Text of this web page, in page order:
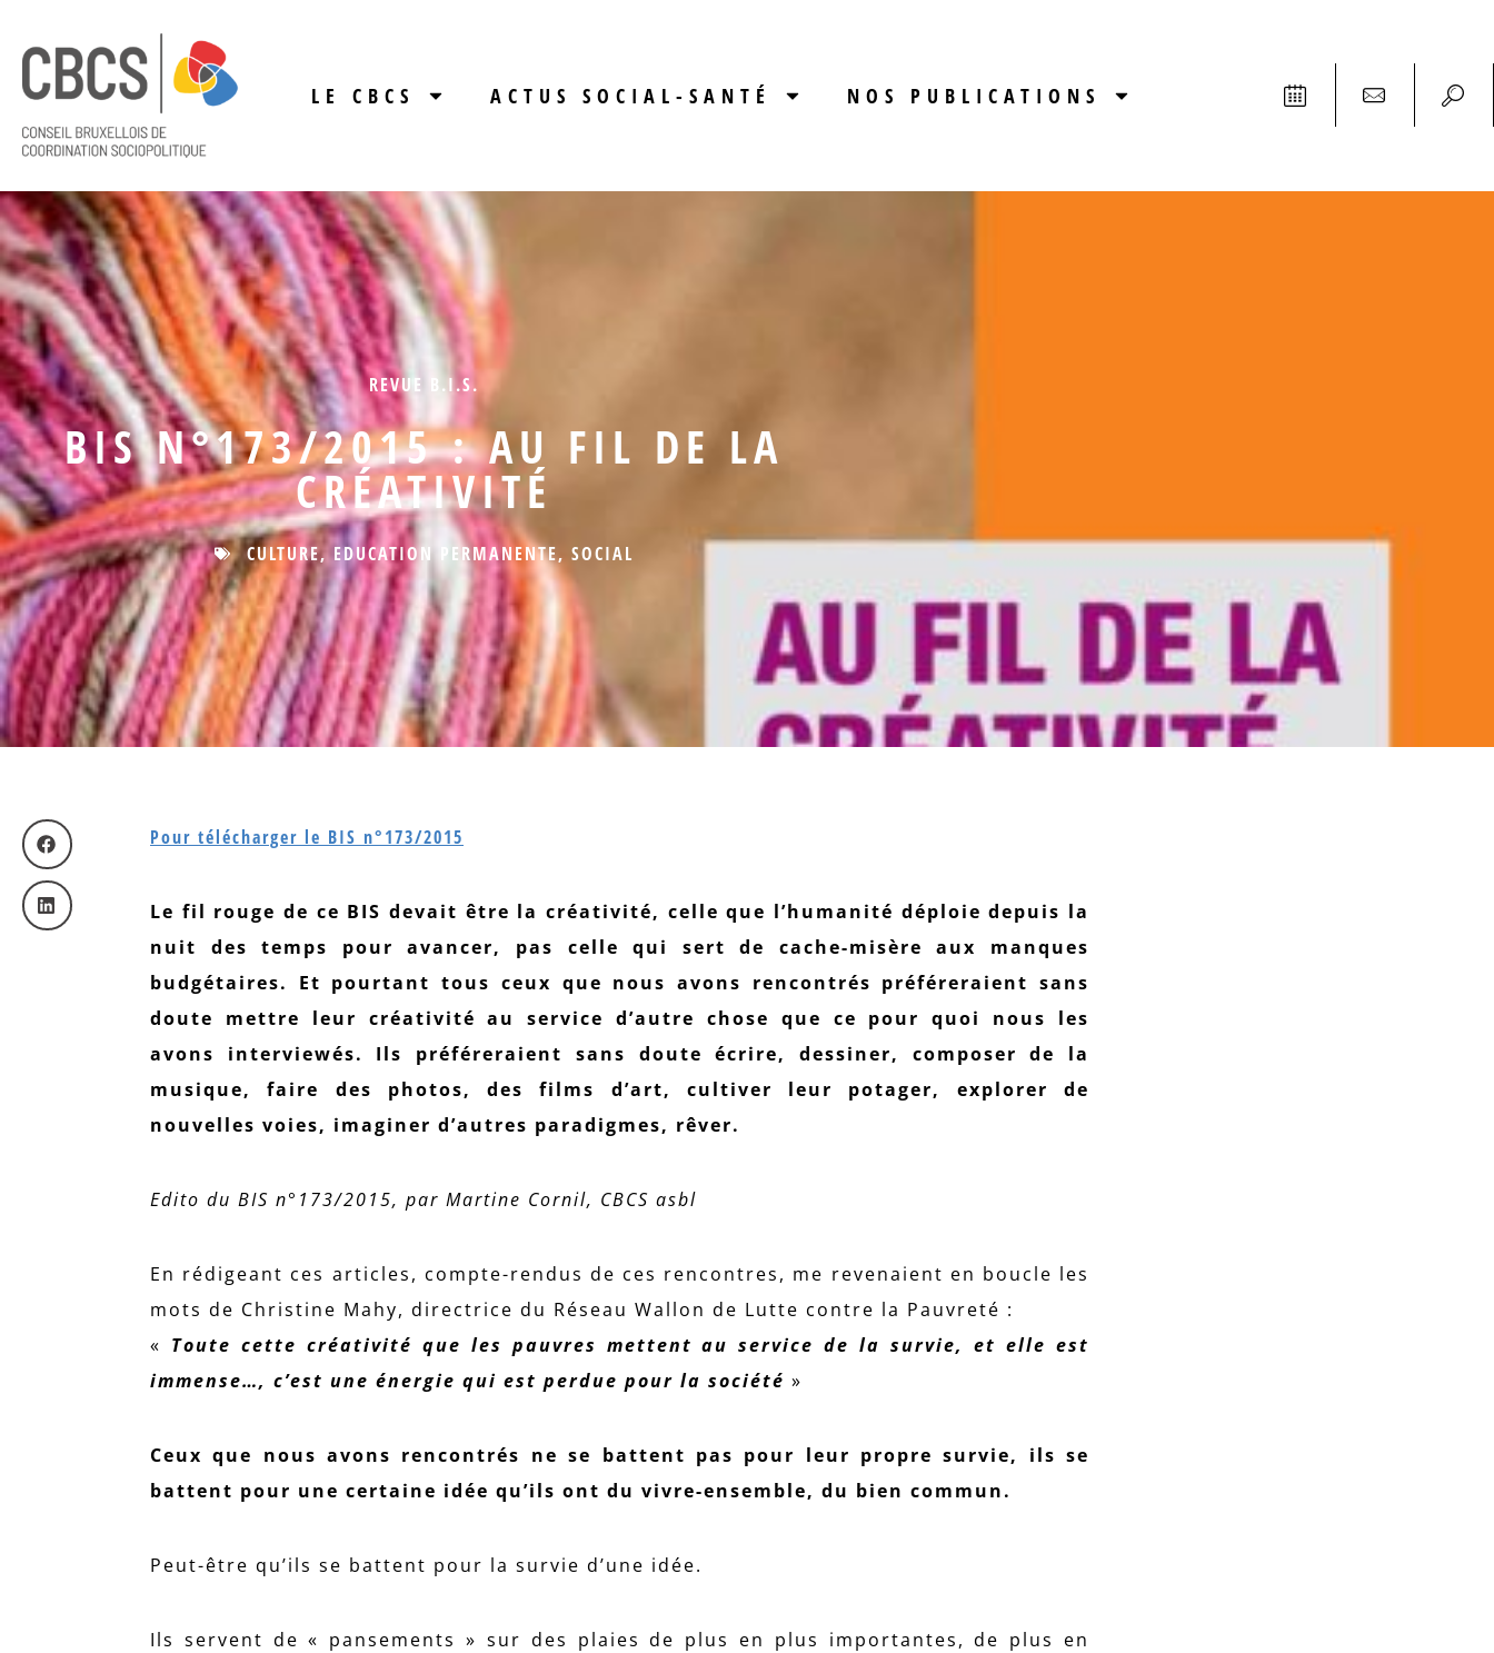
LE CBCS ACTUS SOCIAL-SANTÉ NOS PUBLICATIONS
REVUE B.I.S.
BIS N°173/2015 : AU FIL DE LA
CRÉATIVITÉ
CULTURE, EDUCATION PERMANENTE, SOCIAL
Pour télécharger le BIS n°173/2015
Le fil rouge de ce BIS devait être la créativité, celle que l’humanité déploie depuis la
nuit des temps pour avancer, pas celle qui sert de cache-misère aux manques
budgétaires. Et pourtant tous ceux que nous avons rencontrés préféreraient sans
doute mettre leur créativité au service d’autre chose que ce pour quoi nous les
avons interviewés. Ils préféreraient sans doute écrire, dessiner, composer de la
musique, faire des photos, des films d’art, cultiver leur potager, explorer de
nouvelles voies, imaginer d’autres paradigmes, rêver.
Edito du BIS n°173/2015, par Martine Cornil, CBCS asbl
En rédigeant ces articles, compte-rendus de ces rencontres, me revenaient en boucle les
mots de Christine Mahy, directrice du Réseau Wallon de Lutte contre la Pauvreté :
« Toute cette créativité que les pauvres mettent au service de la survie, et elle est
immense…, c’est une énergie qui est perdue pour la société »
Ceux que nous avons rencontrés ne se battent pas pour leur propre survie, ils se
battent pour une certaine idée qu’ils ont du vivre-ensemble, du bien commun.
Peut-être qu’ils se battent pour la survie d’une idée.
Ils servent de « pansements » sur des plaies de plus en plus importantes, de plus en